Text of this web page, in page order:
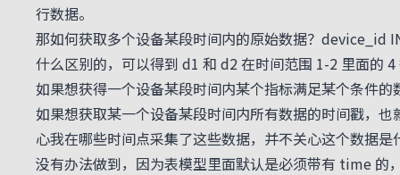
行数据。
那如何获取多个设备某段时间内的原始数据？
什么区别的，可以得到 d1 和 d2 在时间范围 1-2 里面的
如果想获得一个设备某段时间内某个指标满足某个条件
如果想获取某一个设备某段时间内所有数据的时间戳，
心我在哪些时间点采集了这些数据，并不关心这个数据
没有办法做到，因为表模型里面默认是必须带有 time 的